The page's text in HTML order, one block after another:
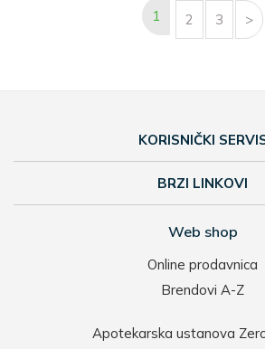
1 2 3 >
KORISNIČKI
BRZI LINKOVI
Web shop
Online prodavnica
Brendovi A-Z
Apotekarska ustanova